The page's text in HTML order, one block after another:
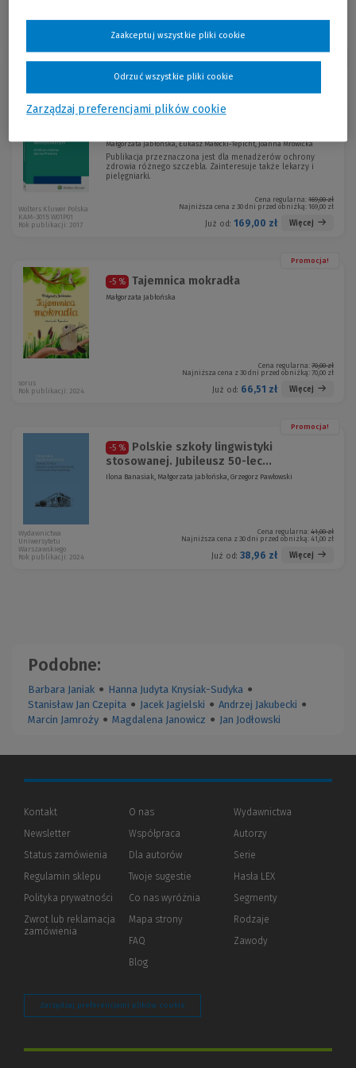
Zarządzanie podmiotem leczniczym
Małgorzata Jabłońska, Łukasz Małecki-Tepicht, Joanna Mrowicka
Publikacja przeznaczona jest dla menadżerów ochrony
zdrowia różnego szczebla. Zainteresuje także lekarzy i
pielęgniarki.
Cena regularna: 169,00 zł
Najniższa cena z 30 dni przed obniżką: 169,00 zł
Już od: 169,00 zł Więcej
Wolters Kluwer Polska
KAM-3015 W01P01
Rok publikacji: 2017
Promocja!
-5 % Tajemnica mokradła
Małgorzata Jabłońska
Cena regularna: 70,00 zł
Najniższa cena z 30 dni przed obniżką: 70,00 zł
Już od: 66,51 zł Więcej
sorus
Rok publikacji: 2024
Promocja!
-5 %
Polskie szkoły lingwistyki
stosowanej. Jubileusz 50-lec...
Ilona Banasiak, Małgorzata Jabłońska, Grzegorz Pawłowski
Cena regularna: 41,00 zł
Najniższa cena z 30 dni przed obniżką: 41,00 zł
Już od: 38,96 zł Więcej
Wydawnictwa
Uniwersytetu
Warszawskiego
Rok publikacji: 2024
Podobne:
Barbara Janiak ● Hanna Judyta Knysiak-Sudyka ●
Stanisław Jan Czepita ● Jacek Jagielski ● Andrzej Jakubecki ●
Marcin Jamroży ● Magdalena Janowicz ● Jan Jodłowski
Kontakt
Newsletter
Status zamówienia
Regulamin sklepu
Polityka prywatności (Nowe
(Link
innej
Zwrot lub reklamacja
zamówienia
O nas
Współpraca
Dla autorów(Nowe
(Link
innej
strony)
Twoje sugestie
Co nas wyróżnia
Mapa strony
FAQ
Blog
Wydawnictwa
Autorzy
Serie
Hasła LEX
Segmenty
Rodzaje
Zawody
Zarządzaj preferencjami plików cookie
Zarządzaj preferencjami plików cookie
Odrzuć wszystkie pliki cookie
Zaakceptuj wszystkie pliki cookie